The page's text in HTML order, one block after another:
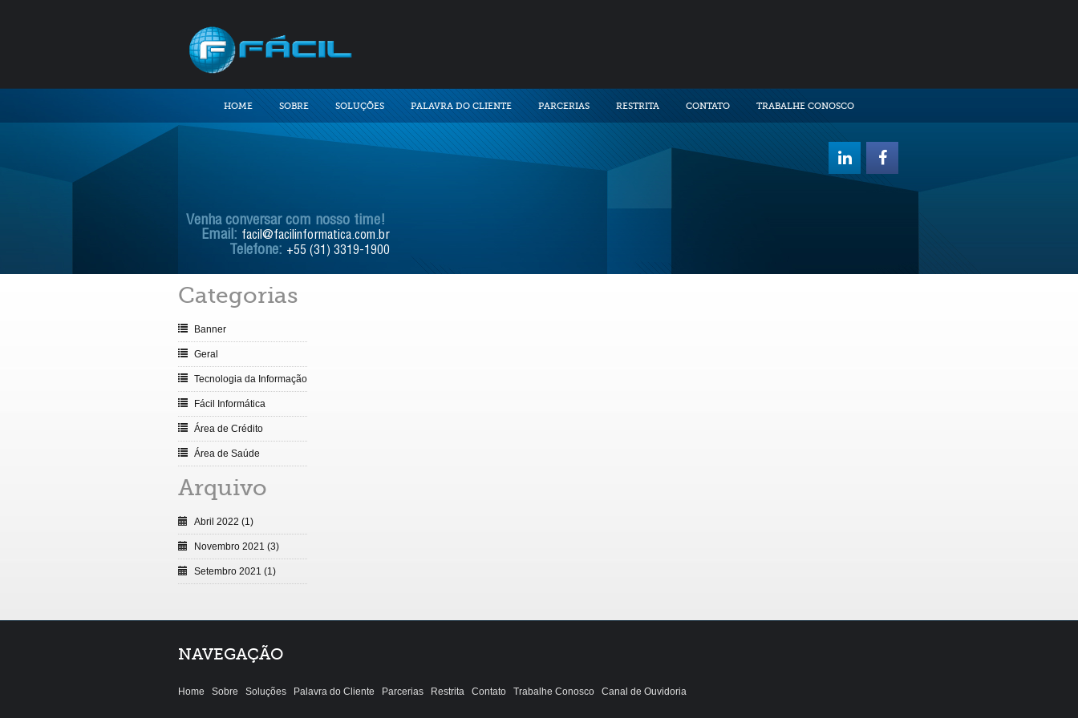
HOME SOBRE SOLUÇÕES PALAVRA DO CLIENTE PARCERIAS RESTRITA CONTATO TRABALHE CONOSCO
Venha conversar com nosso time!
Email: facil@facilinformatica.com.br
Telefone: +55 (31) 3319-1900
Categorias
Banner
Geral
Tecnologia da Informação
Fácil Informática
Área de Crédito
Área de Saúde
Arquivo
Abril 2022 (1)
Novembro 2021 (3)
Setembro 2021 (1)
NAVEGAÇÃO
Home Sobre Soluções Palavra do Cliente Parcerias Restrita Contato Trabalhe Conosco Canal de Ouvidoria